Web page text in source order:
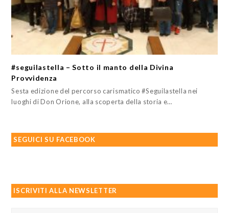
#seguilastella – Sotto il manto della Divina
Provvidenza
Sesta edizione del percorso carismatico #Seguilastella nei
luoghi di Don Orione, alla scoperta della storia e…
SEGUICI SU FACEBOOK
ISCRIVITI ALLA NEWSLETTER